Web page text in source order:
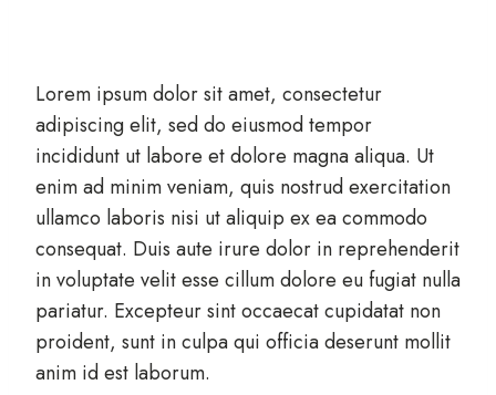
Lorem ipsum dolor sit amet, consectetur
adipiscing elit, sed do eiusmod tempor
incididunt ut labore et dolore magna aliqua. Ut
enim ad minim veniam, quis nostrud exercitation
ullamco laboris nisi ut aliquip ex ea commodo
consequat. Duis aute irure dolor in reprehenderit
in voluptate velit esse cillum dolore eu fugiat nulla
pariatur. Excepteur sint occaecat cupidatat non
proident, sunt in culpa qui officia deserunt mollit
anim id est laborum.